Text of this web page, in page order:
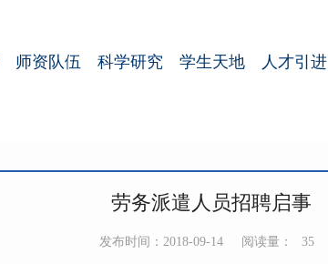
师资队伍 科学研究 学生天地 人才引进
劳务派遣人员招聘启事
发布时间：2018-09-14 阅读量： 35